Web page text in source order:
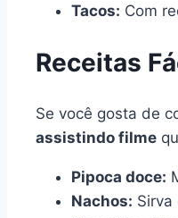
Tacos: Com
Receitas
Se você gosta de
assistindo filme
Pipoca doce:
Nachos: